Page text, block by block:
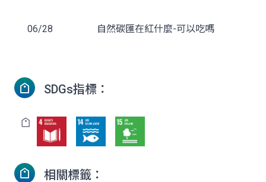
06/28 自然碳匯在紅什麼-可以吃嗎
SDGs指標：
相關標籤：